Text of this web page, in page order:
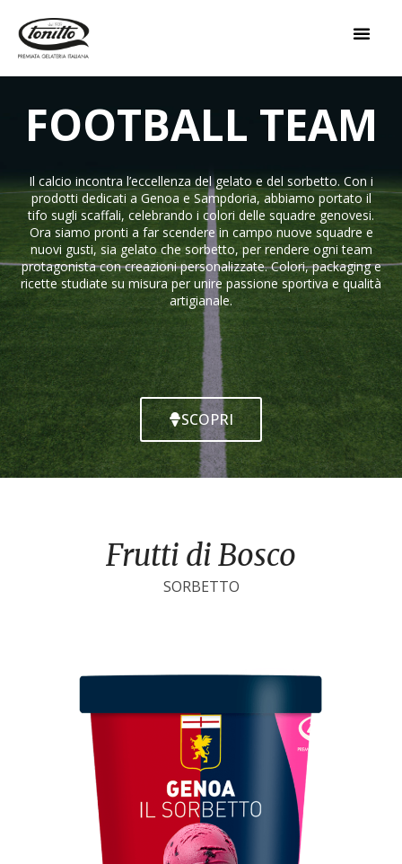
FOOTBALL TEAM
Il calcio incontra l’eccellenza del gelato e del sorbetto. Con i
prodotti dedicati a Genoa e Sampdoria, abbiamo portato il
tifo sugli scaffali, celebrando i colori delle squadre genovesi.
Ora siamo pronti a far scendere in campo nuove squadre e
nuovi gusti, sia gelato che sorbetto, per rendere ogni team
protagonista con creazioni personalizzate. Colori, packaging e
ricette studiate su misura per unire passione sportiva e qualità
artigianale.
SCOPRI
Frutti di Bosco
SORBETTO